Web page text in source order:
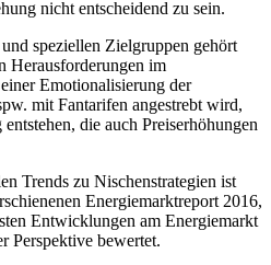
nicht entscheidend zu sein.
speziellen Zielgruppen gehört
Herausforderungen im
Emotionalisierung der
mit Fantarifen angestrebt wird,
die auch Preiserhöhungen
Trends zu Nischenstrategien ist
Energiemarktreport 2016,
Entwicklungen am Energiemarkt
Perspektive bewertet.